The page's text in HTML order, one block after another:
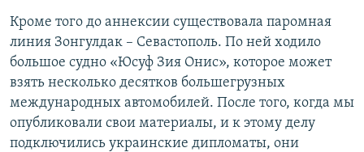
Кроме того до аннексии существовала паромная
линия Зонгулдак – Севастополь. По ней ходило
большое судно «Юсуф Зия Онис», которое может
взять несколько десятков большегрузных
международных автомобилей. После того, когда мы
опубликовали свои материалы, и к этому делу
подключились украинские дипломаты, они